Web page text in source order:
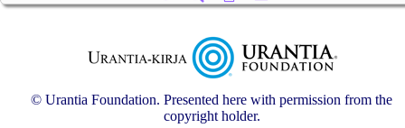
© Urantia Foundation. Presented here with permission from the
copyright holder.